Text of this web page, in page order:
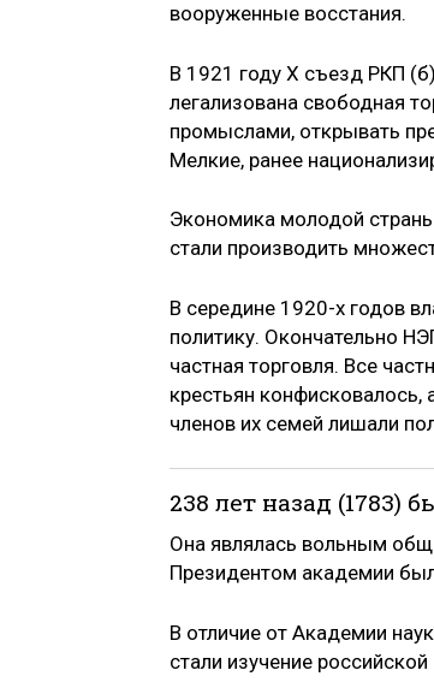
вооруженные восстания.
В 1921 году X съезд РКП
легализована свободная
промыслами, открывать
Мелкие, ранее
Экономика молодой
стали производить
В середине 1920-х годов
политику. Окончательно
частная торговля. Все
крестьян конфисковалось,
членов их семей лишали
238 лет назад (1783)
Она являлась вольным
Президентом академии
В отличие от Академии
стали изучение